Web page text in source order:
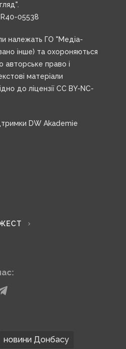
R40-05538
належать ГО "Медіа-
інше) та охороняються
авторське право і
матеріали
до ліцензії CC BY-NC-
DW Akademie
новини Донбасу